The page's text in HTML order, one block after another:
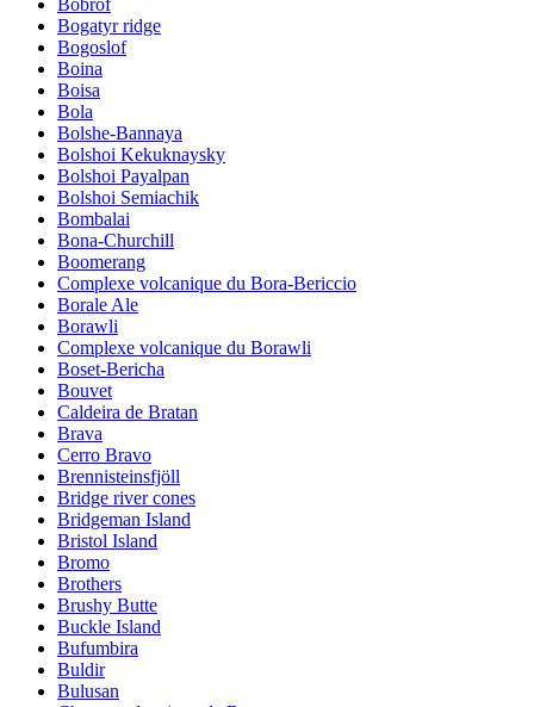
Bogatyr ridge
Bogoslof
Boina
Boisa
Bola
Bolshe-Bannaya
Bolshoi Kekuknaysky
Bolshoi Payalpan
Bolshoi Semiachik
Bombalai
Bona-Churchill
Boomerang
Complexe volcanique du Bora-Bericcio
Borale Ale
Borawli
Complexe volcanique du Borawli
Boset-Bericha
Bouvet
Caldeira de Bratan
Brava
Cerro Bravo
Brennisteinsfjöll
Bridge river cones
Bridgeman Island
Bristol Island
Bromo
Brothers
Brushy Butte
Buckle Island
Bufumbira
Buldir
Bulusan